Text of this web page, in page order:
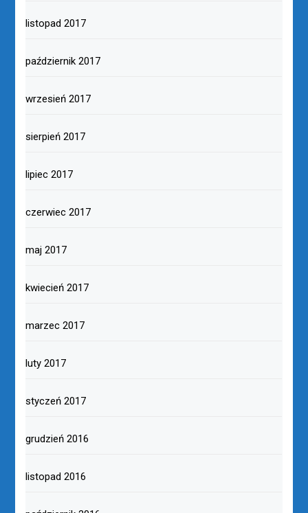
listopad 2017
październik 2017
wrzesień 2017
sierpień 2017
lipiec 2017
czerwiec 2017
maj 2017
kwiecień 2017
marzec 2017
luty 2017
styczeń 2017
grudzień 2016
listopad 2016